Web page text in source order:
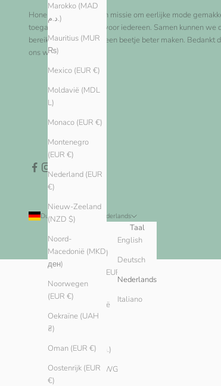
Marokko (MAD
د.م.)
Mauritius (MUR
₨)
Mexico (EUR €)
Moldavië (MDL
L)
Monaco (EUR €)
Montenegro
(EUR €)
Nederland (EUR
€)
Nieuw-Zeeland
(NZD $)
Noord-
Macedonië (MKD
ден)
Noorwegen
(EUR €)
Oekraïne (UAH
₴)
Oman (EUR €)
Oostenrijk (EUR
€)
Honest Basics is op een missie om eerlijke mode
toegankelijk te maken voor iedereen. Samen kunnen we
bereiken en de wereld een beetje beter maken. Bedankt
ons winkelt!
Duitsland (EUR €)
(DZD د.ج)
Andorra (EUR
€)
Argentinië
(EUR €)
(AMD դր.)
Aruba (AWG
Nederlands
Taal
English
Deutsch
Nederlands
Italiano